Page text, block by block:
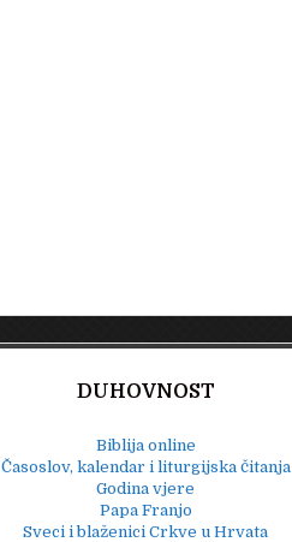
DUHOVNOST
Biblija online
Časoslov, kalendar i liturgijska čitanja
Godina vjere
Papa Franjo
Sveci i blaženici Crkve u Hrvata